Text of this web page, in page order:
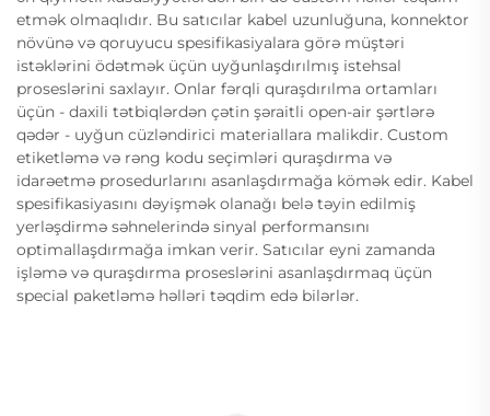
etmək olmaqlıdır. Bu satıcılar kabel uzunluğuna, konnektor
növünə və qoruyucu spesifikasiyalara görə müştəri
istəklərini ödətmək üçün uyğunlaşdırılmış istehsal
proseslərini saxlayır. Onlar fərqli quraşdırılma ortamları
üçün - daxili tətbiqlərdən çətin şəraitli open-air şərtlərə
qədər - uyğun cüzləndirici materiallara malikdir. Custom
etiketləmə və rəng kodu seçimləri quraşdırma və
idarəetmə prosedurlarını asanlaşdırmağa kömək edir. Kabel
spesifikasiyasını dəyişmək olanağı belə təyin edilmiş
yerləşdirmə səhnelerində sinyal performansını
optimallaşdırmağa imkan verir. Satıcılar eyni zamanda
işləmə və quraşdırma proseslərini asanlaşdırmaq üçün
special paketləmə həlləri təqdim edə bilərlər.